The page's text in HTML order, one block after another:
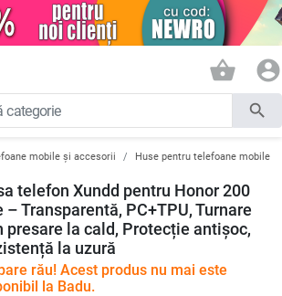
shopping_basket account_circle
search
mobile și accesorii Huse pentru telefoane mobile
telefon Xundd pentru Honor 200
– Transparentă, PC+TPU, Turnare
presare la cald, Protecție antișoc,
la uzură
rău! Acest produs nu mai este
la Badu.